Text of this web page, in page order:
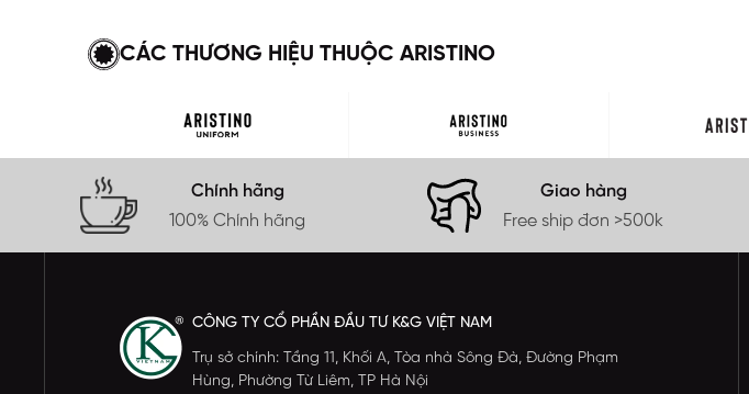
CÁC THƯƠNG HIỆU THUỘC ARISTINO
Chính hãng
100% Chính hãng
Giao hàng
Free ship đơn >500k
CÔNG TY CỔ PHẦN ĐẦU TƯ K&G VIỆT NAM
Trụ sở chính: Tầng 11, Khối A, Tòa nhà Sông Đà, Đường Phạm
Hùng, Phường Từ Liêm, TP Hà Nội